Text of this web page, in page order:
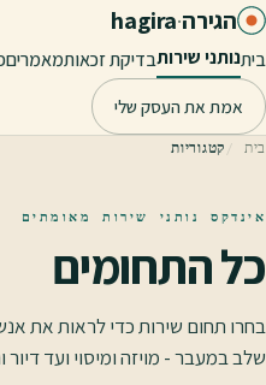
דלג לתוכן הראשי
הגירה·
hagira
ביתנותני שירותבדיקת זכאותמאמרים
אמת את העסק שלי
בית קטגוריות
אינדקס נותני שירות מאומתים
כל התחומים
בחרו תחום שירות כדי לראות את
שלב במעבר - מויזה ומיסוי ועד דיור